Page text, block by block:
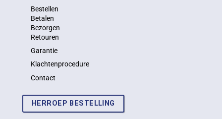
Bestellen
Betalen
Bezorgen
Retouren
Garantie
Klachtenprocedure
Contact
HERROEP BESTELLING